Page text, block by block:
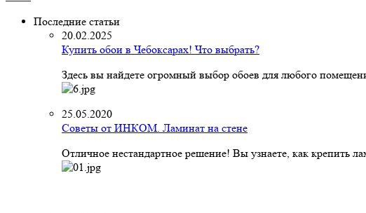
Последние статьи
20.02.2025
Купить обои в Чебоксарах! Что выбрать?
Здесь вы найдете огромный выбор обоев для любого
25.05.2020
Советы от ИНКОМ. Ламинат на стене
Отличное нестандартное решение! Вы узнаете, как крепить